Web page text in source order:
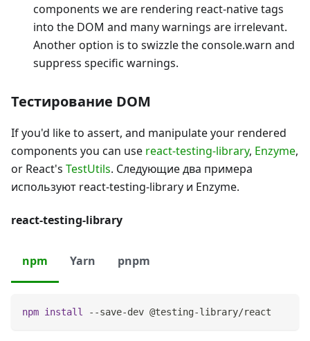
components we are rendering react-native tags
into the DOM and many warnings are irrelevant.
Another option is to swizzle the console.warn and
suppress specific warnings.
Тестирование DOM
If you'd like to assert, and manipulate your rendered
components you can use react-testing-library, Enzyme,
or React's TestUtils. Следующие два примера
используют react-testing-library и Enzyme.
react-testing-library
npm Yarn pnpm
npm install --save-dev @testing-library/react